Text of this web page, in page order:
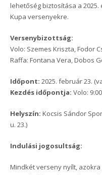
lehetőség biztosítása a
Kupa versenyekre.
Versenybizottság:
Volo: Szemes Kriszta, Fodor
Raffa: Fontana Vera, Dobos
Időpont: 2025. február 23.
Kezdés időpontja: Volo:
Helyszín: Kocsis Sándor
u. 23.)
Indulási jogosultság:
Mindkét verseny nyílt,